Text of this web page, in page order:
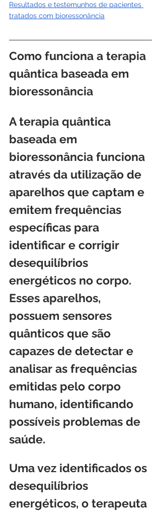
Resultados e testemunhos de pacientes
tratados com bioressonância
Como funciona a terapia
quântica baseada em
bioressonância
A terapia quântica
baseada em
bioressonância funciona
através da utilização de
aparelhos que captam e
emitem frequências
específicas para
identificar e corrigir
desequilíbrios
energéticos no corpo.
Esses aparelhos,
possuem sensores
quânticos que são
capazes de detectar e
analisar as frequências
emitidas pelo corpo
humano, identificando
possíveis problemas de
saúde.
Uma vez identificados os
desequilíbrios
energéticos, o terapeuta